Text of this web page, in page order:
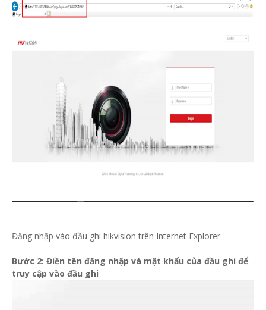
Đăng nhập vào đầu ghi hikvision trên Internet Explorer
Bước 2: Điền tên đăng nhập và mật khẩu của đầu ghi để
truy cập vào đầu ghi